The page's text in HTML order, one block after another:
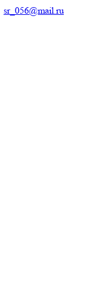
sr_056@mail.ru